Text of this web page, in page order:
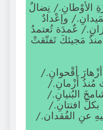
الأوْطانِ./ نِضالٌ
وإعْدادٌ
عٌمدَة تُعتمدُ
مَجيئكَ تَفتّقتْ
أقْحوانِ./
مُنذُ أَزْمانِ./
البُنيانِ./
بكلِّ افتتانِ./
عنِ الفُقدان./